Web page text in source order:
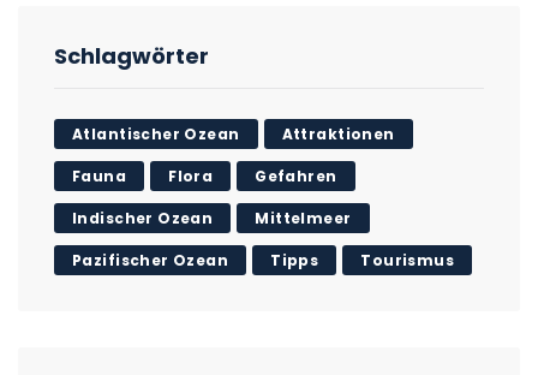
Schlagwörter
Atlantischer Ozean Attraktionen
Fauna Flora Gefahren
Indischer Ozean Mittelmeer
Pazifischer Ozean Tipps Tourismus